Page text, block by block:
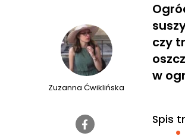
Zuzanna Ćwiklińska
czy
w
Spis